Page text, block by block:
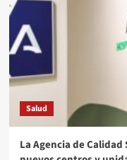
Salud
La Agencia de